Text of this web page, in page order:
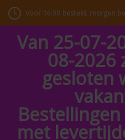
Voor 16:00 besteld, morgen
Van 25-07-
08-2026
gesloten
met